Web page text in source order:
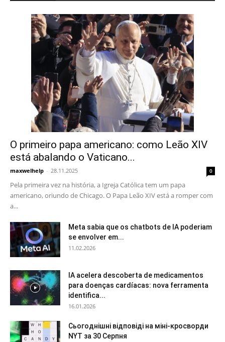
O primeiro papa americano: como Leão XIV
está abalando o Vaticano...
maxwelhelp - 28.11.2025 0
Pela primeira vez na história, a Igreja Católica tem um papa
americano, oriundo de Chicago. O Papa Leão XIV está a romper com
a...
Meta sabia que os chatbots de IA poderiam
se envolver em...
11.02.2026
IA acelera descoberta de medicamentos
para doenças cardíacas: nova ferramenta
identifica...
16.01.2026
Сьогоднішні відповіді на міні-кросворди
NYT за 30 Серпня